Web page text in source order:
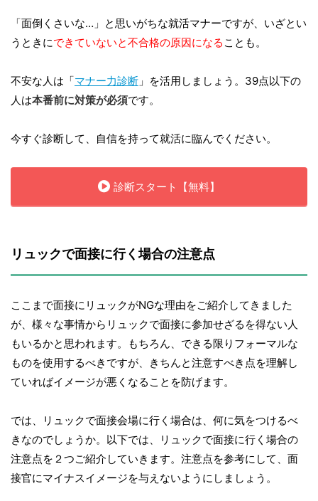
「面倒くさいな…」と思いがちな就活マナーですが、いざとい
うときにできていないと不合格の原因になる ことも。
不安な人は「マナー力診断 」を活用しましょう。39点以下の
人は本番前に対策が必須です。
今すぐ診断して、自信を持って就活に臨んでください。
診断スタート【無料】
リュックで面接に行く場合の注意点
ここまで面接にリュックがNGな理由をご紹介してきました
が、様々な事情からリュックで面接に参加せざるを得ない人
もいるかと思われます。もちろん、できる限りフォーマルな
ものを使用するべきですが、きちんと注意すべき点を理解し
ていればイメージが悪くなることを防げます。
では、リュックで面接会場に行く場合は、何に気をつけるべ
きなのでしょうか。以下では、リュックで面接に行く場合の
注意点を２つご紹介していきます。注意点を参考にして、面
接官にマイナスイメージを与えないようにしましょう。